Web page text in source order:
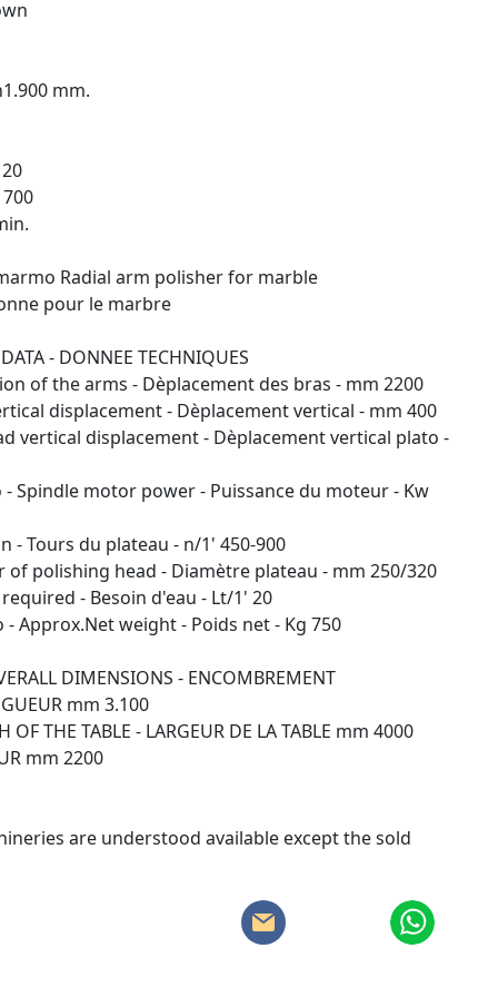
mm.
Radial arm polisher for marble
pour le marbre
- DONNEE TECHNIQUES
of the arms - Dèplacement des bras - mm 2200
displacement - Dèplacement vertical - mm 400
vertical displacement - Dèplacement vertical plato -
Spindle motor power - Puissance du moteur - Kw
- Tours du plateau - n/1' 450-900
polishing head - Diamètre plateau - mm 250/320
- Besoin d'eau - Lt/1' 20
Approx.Net weight - Poids net - Kg 750
DIMENSIONS - ENCOMBREMENT
mm 3.100
OF THE TABLE - LARGEUR DE LA TABLE mm 4000
mm 2200
are understood available except the sold